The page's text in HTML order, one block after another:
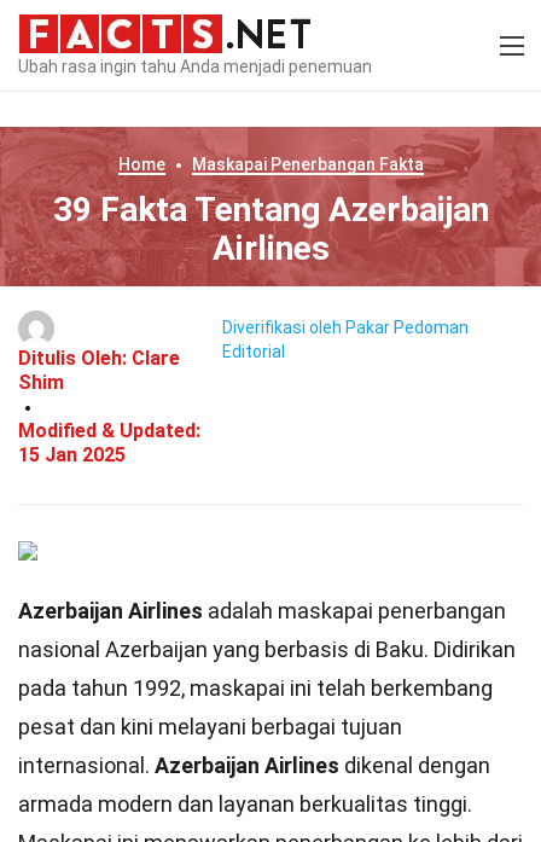
Ubah rasa ingin tahu Anda menjadi penemuan
Home Maskapai Penerbangan Fakta
39 Fakta Tentang Azerbaijan
Airlines
Ditulis Oleh: Clare
Shim
Modified & Updated:
15 Jan 2025
Diverifikasi oleh Pakar Pedoman
Editorial
Azerbaijan Airlines adalah maskapai penerbangan
nasional Azerbaijan yang berbasis di Baku. Didirikan
pada tahun 1992, maskapai ini telah berkembang
pesat dan kini melayani berbagai tujuan
internasional. Azerbaijan Airlines dikenal dengan
armada modern dan layanan berkualitas tinggi.